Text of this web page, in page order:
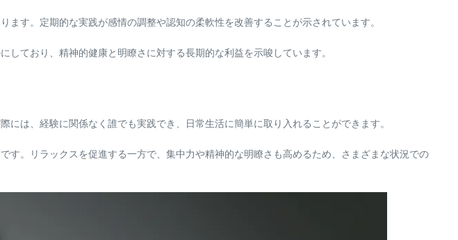
す。定期的な実践が感情の調整や認知の柔軟性を改善することが示されています。
ており、精神的健康と明瞭さに対する長期的な利益を示唆しています。
は、経験に関係なく誰でも実践でき、日常生活に簡単に取り入れることができます。
。リラックスを促進する一方で、集中力や精神的な明瞭さも高めるため、さまざまな状況での